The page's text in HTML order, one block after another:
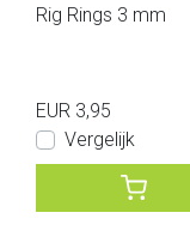
Rig Rings 3 mm
EUR 3,95
Vergelijk